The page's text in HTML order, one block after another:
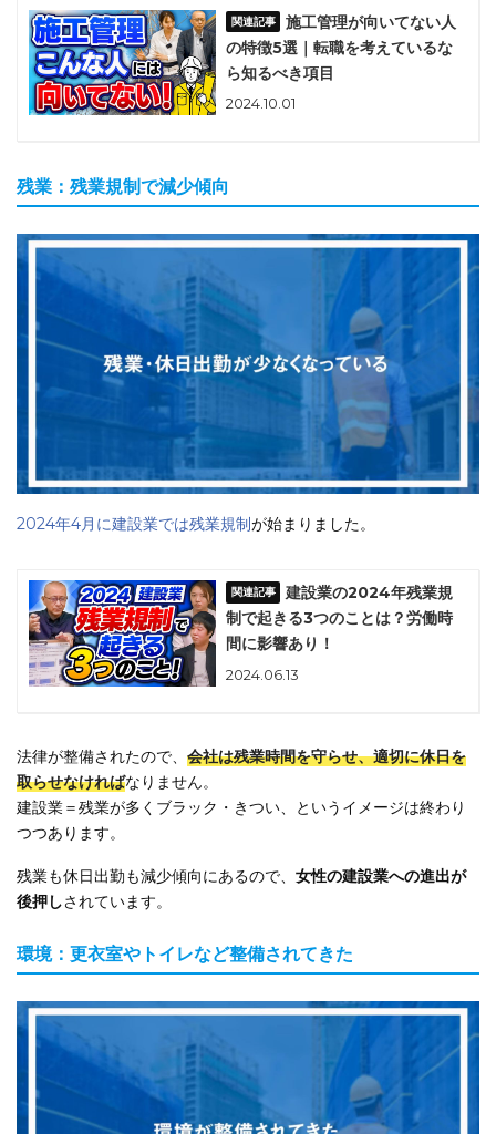
施工管理が向いてない人
の特徴5選｜転職を考えているな
ら知るべき項目
2024.10.01
残業：残業規制で減少傾向
2024年4月に建設業では残業規制が始まりました。
建設業の2024年残業規
制で起きる3つのことは？労働時
間に影響あり！
2024.06.13
法律が整備されたので、 会社は残業時間を守らせ、適切に休日を
取らせなければなりません。
建設業＝残業が多くブラック・きつい、というイメージは終わり
つつあります。
残業も休日出勤も減少傾向にあるので、 女性の建設業への進出が
後押しされています。
環境：更衣室やトイレなど整備されてきた